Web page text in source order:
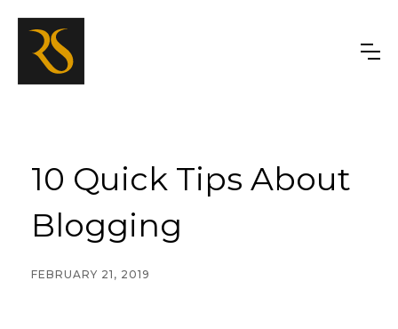
10 Quick Tips About
Blogging
FEBRUARY 21, 2019